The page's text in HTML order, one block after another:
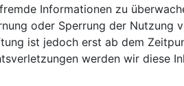
Informationen zu
oder Sperrung der Nutzung
ist jedoch erst ab dem
werden wir diese